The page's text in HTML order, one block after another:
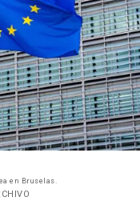
en Bruselas.